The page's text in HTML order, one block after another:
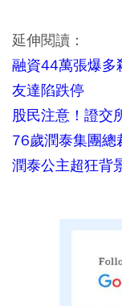
延伸閱讀：
融資44萬張爆多
友達陷跌停
股民注意！證交
76歲潤泰集團總
潤泰公主超狂背